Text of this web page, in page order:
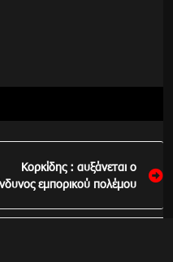
Κορκίδης : αυξάνεται ο
εμπορικού πολέμου